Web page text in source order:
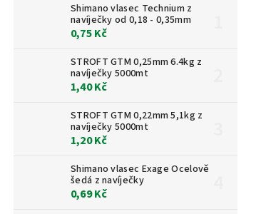
Shimano vlasec Technium z
navíječky od 0,18 - 0,35mm
0,75 Kč
STROFT GTM 0,25mm 6.4kg z
navíječky 5000mt
1,40 Kč
STROFT GTM 0,22mm 5,1kg z
navíječky 5000mt
1,20 Kč
Shimano vlasec Exage Ocelově
šedá z navíječky
0,69 Kč